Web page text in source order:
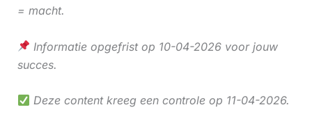
= macht.
Informatie opgefrist op 10-04-2026 voor jouw
succes.
Deze content kreeg een controle op 11-04-2026.